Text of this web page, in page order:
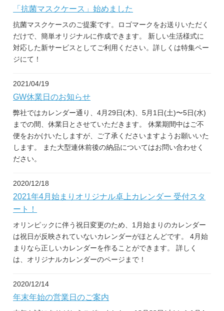
「抗菌マスクケース」始めました
抗菌マスクケースのご提案です。ロゴマークをお送りいただく
だけで、簡単オリジナルに作成できます。 新しい生活様式に
対応した新サービスとしてご利用ください。詳しくは特集ペー
ジにて！
2021/04/19
GW休業日のお知らせ
弊社ではカレンダー通り、4月29日(木)、5月1日(土)〜5日(水)
までの間、休業日とさせていただきます。 休業期間中はご不
便をおかけいたしますが、ご了承くださいますようお願いいた
します。 また大型連休前後の納品についてはお問い合わせく
ださい。
2020/12/18
2021年4月始まりオリジナル卓上カレンダー 受付スタ
ート！
オリンピックに伴う祝日変更のため、1月始まりのカレンダー
は祝日が反映されていないカレンダーがほとんどです。 4月始
まりなら正しいカレンダーを作ることができます。 詳しく
は、オリジナルカレンダーのページまで！
2020/12/14
年末年始の営業日のご案内